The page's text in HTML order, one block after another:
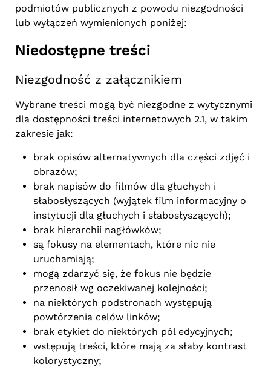
podmiotów publicznych z powodu niezgodności
lub wyłączeń wymienionych poniżej:
Niedostępne treści
Niezgodność z załącznikiem
Wybrane treści mogą być niezgodne z wytycznymi
dla dostępności treści internetowych 2.1, w takim
zakresie jak:
brak opisów alternatywnych dla części zdjęć i
obrazów;
brak napisów do filmów dla głuchych i
słabosłyszących (wyjątek film informacyjny o
instytucji dla głuchych i słabosłyszących);
brak hierarchii nagłówków;
są fokusy na elementach, które nic nie
uruchamiają;
mogą zdarzyć się, że fokus nie będzie
przenosił wg oczekiwanej kolejności;
na niektórych podstronach występują
powtórzenia celów linków;
brak etykiet do niektórych pól edycyjnych;
wstępują treści, które mają za słaby kontrast
kolorystyczny;